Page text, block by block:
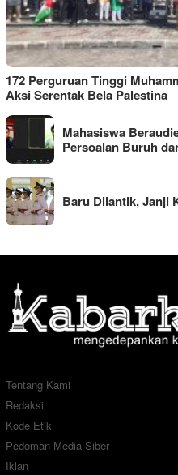
172 Perguruan Tinggi
Aksi Serentak Bela Palestina
Mahasiswa
Persoalan Buruh
Baru Dilantik, Janji
Tentang Kami
Redaksi
Kode Etik
Pedoman Media Siber
Iklan